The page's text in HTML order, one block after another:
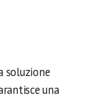
soluzione
una